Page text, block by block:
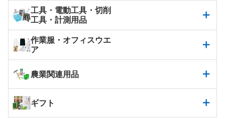
工具・電動工具・切削
工具・計測用品
作業服・オフィスウエ
ア
農業関連用品
ギフト